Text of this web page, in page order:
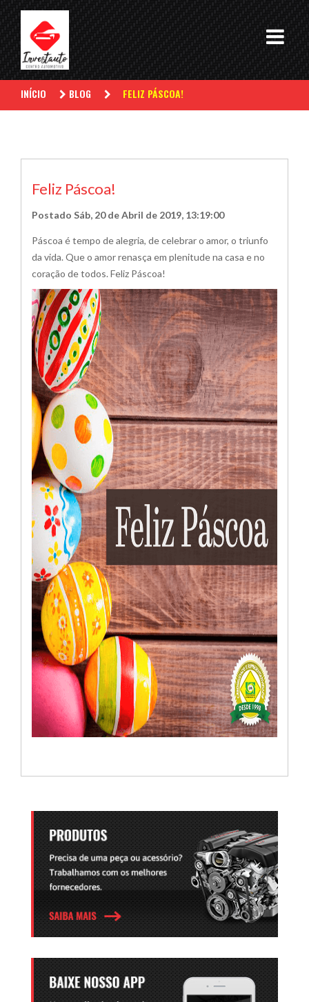
INÍCIO BLOG FELIZ PÁSCOA!
Feliz Páscoa!
Postado Sáb, 20 de Abril de 2019, 13:19:00
Páscoa é tempo de alegria, de celebrar o amor, o triunfo
da vida. Que o amor renasça em plenitude na casa e no
coração de todos. Feliz Páscoa!